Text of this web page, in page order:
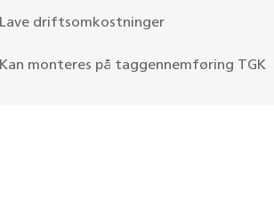
Lave driftsomkostninger
Kan monteres på taggennemføring TGK